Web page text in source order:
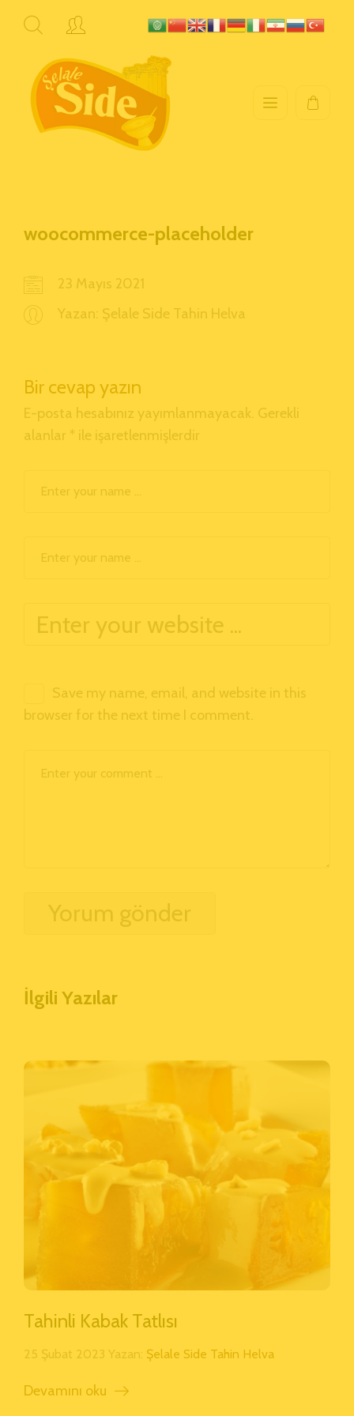
woocommerce-placeholder
23 Mayıs 2021
Yazan: Şelale Side Tahin Helva
Bir cevap yazın
E-posta hesabınız yayımlanmayacak. Gerekli
alanlar * ile işaretlenmişlerdir
Save my name, email, and website in this
browser for the next time I comment.
İlgili Yazılar
Tahinli Kabak Tatlısı
25 Şubat 2023 Yazan: Şelale Side Tahin Helva
Devamını oku